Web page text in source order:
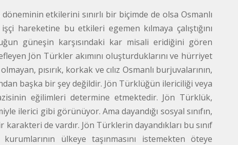
etkilerini sınırlı bir biçimde de olsa Osmanlı
hareketine bu etkileri egemen kılmaya çalıştığını
güneşin karşısındaki kar misali eridiğini gören
Jön Türkler akımını oluşturduklarını ve hürriyet
pısırık, korkak ve cılız Osmanlı burjuvalarının,
başka bir şey değildir. Jön Türklüğün ilericiliği veya
eğilimleri determine etmektedir. Jön Türklük,
ilerici gibi görünüyor. Ama dayandığı sosyal sınıfın,
de vardır. Jön Türklerin dayandıkları bu sınıf
ülkeye taşınmasını istemekten öteye